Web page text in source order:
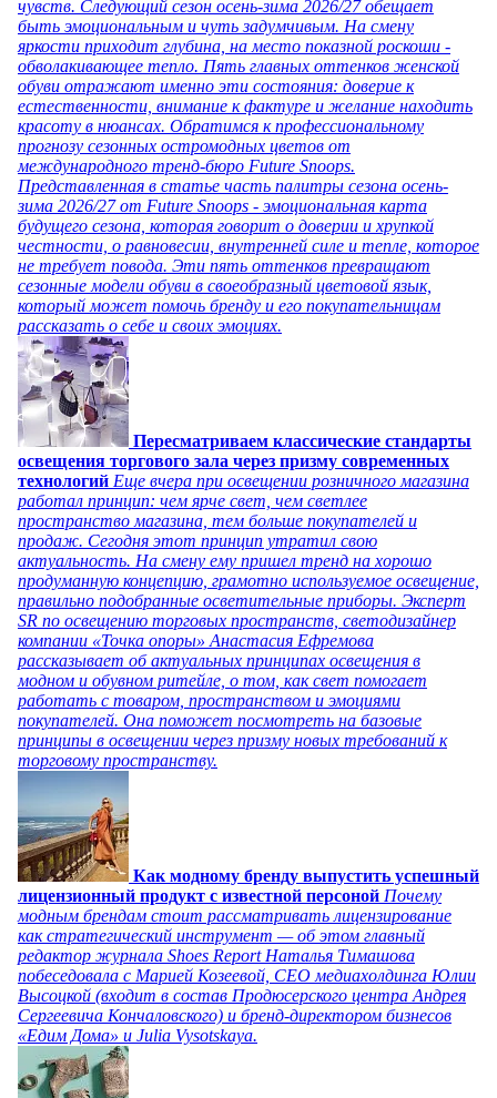
чувств. Следующий сезон осень-зима 2026/27 обещает
быть эмоциональным и чуть задумчивым. На смену
яркости приходит глубина, на место показной роскоши -
обволакивающее тепло. Пять главных оттенков женской
обуви отражают именно эти состояния: доверие к
естественности, внимание к фактуре и желание находить
красоту в нюансах. Обратимся к профессиональному
прогнозу сезонных остромодных цветов от
международного тренд-бюро Future Snoops.
Представленная в статье часть палитры сезона осень-
зима 2026/27 от Future Snoops - эмоциональная карта
будущего сезона, которая говорит о доверии и хрупкой
честности, о равновесии, внутренней силе и тепле, которое
не требует повода. Эти пять оттенков превращают
сезонные модели обуви в своеобразный цветовой язык,
который может помочь бренду и его покупательницам
рассказать о себе и своих эмоциях.
Пересматриваем классические стандарты
освещения торгового зала через призму современных
технологий Еще вчера при освещении розничного магазина
работал принцип: чем ярче свет, чем светлее
пространство магазина, тем больше покупателей и
продаж. Сегодня этот принцип утратил свою
актуальность. На смену ему пришел тренд на хорошо
продуманную концепцию, грамотно используемое освещение,
правильно подобранные осветительные приборы. Эксперт
SR по освещению торговых пространств, светодизайнер
компании «Точка опоры» Анастасия Ефремова
рассказывает об актуальных принципах освещения в
модном и обувном ритейле, о том, как свет помогает
работать с товаром, пространством и эмоциями
покупателей. Она поможет посмотреть на базовые
принципы в освещении через призму новых требований к
торговому пространству.
Как модному бренду выпустить успешный
лицензионный продукт с известной персоной Почему
модным брендам стоит рассматривать лицензирование
как стратегический инструмент — об этом главный
редактор журнала Shoes Report Наталья Тимашова
побеседовала с Марией Козеевой, СЕО медиахолдинга Юлии
Высоцкой (входит в состав Продюсерского центра Андрея
Сергеевича Кончаловского) и бренд-директором бизнесов
«Едим Дома» и Julia Vysotskaya.